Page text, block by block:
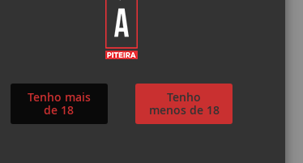
Tenho mais
de 18
Tenho
menos de 18